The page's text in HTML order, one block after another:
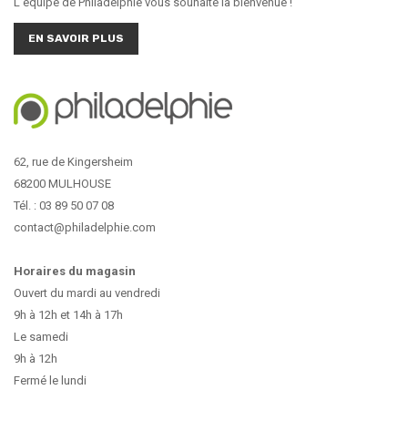
EN SAVOIR PLUS
62, rue de Kingersheim
68200 MULHOUSE
Tél. : 03 89 50 07 08
contact@philadelphie.com
Horaires du magasin
Ouvert du mardi au vendredi
9h à 12h et 14h à 17h
Le samedi
9h à 12h
Fermé le lundi